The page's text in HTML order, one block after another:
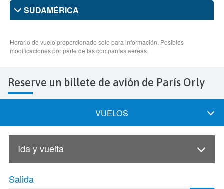
Reserve un billete de avión de París Orly